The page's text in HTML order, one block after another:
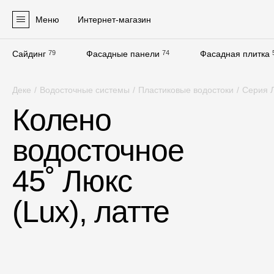
Меню Интернет-магазин
Сайдинг 79 Фасадные панели 74 Фасадная плитка
Сайдинг
Софиты
Фасадные панели
Фасадная плитка
Комплектующие для фасадов
Деке / Водосточные системы / Пластиковые водостоки / Серия
Колено
водосточное
45˚ Люкс
(Lux), латте